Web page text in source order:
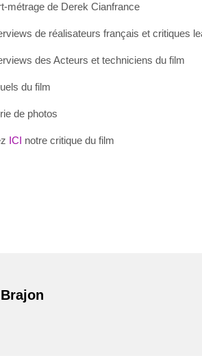
métrage de Derek Cianfrance
de réalisateurs français et critiques
des Acteurs et techniciens du film
du film
de photos
ICI notre critique du film